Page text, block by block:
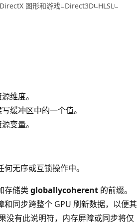
DirectX 图形和游戏 Direct3D HLSL
维度。
缓冲区中的一个值。
变量。
无序或互锁操作中。
存储类 globallycoherent 的前缀。
和同步跨整个 GPU 刷新数据，以便其
没有此说明符，内存屏障或同步将仅